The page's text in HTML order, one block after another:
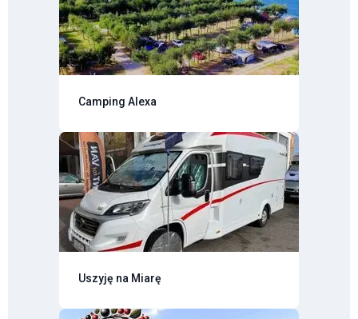
Camping Alexa
Uszyję na Miarę